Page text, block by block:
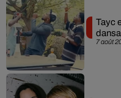
7 août
Tayc